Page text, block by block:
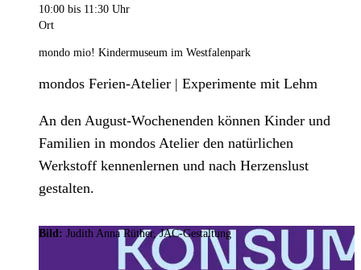
10:00 bis 11:30 Uhr
Ort
mondo mio! Kindermuseum im Westfalenpark
mondos Ferien-Atelier | Experimente mit Lehm
An den August-Wochenenden können Kinder und
Familien in mondos Atelier den natürlichen
Werkstoff kennenlernen und nach Herzenslust
gestalten.
Bild: Judith Anna Rüther, JAC-Gestaltung